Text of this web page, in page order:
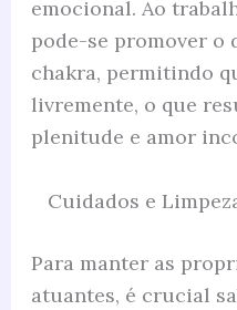
emocional. Ao
pode-se promover o
chakra, permitindo
livremente, o que
plenitude e amor
Cuidados e
Para manter as
atuantes, é crucial